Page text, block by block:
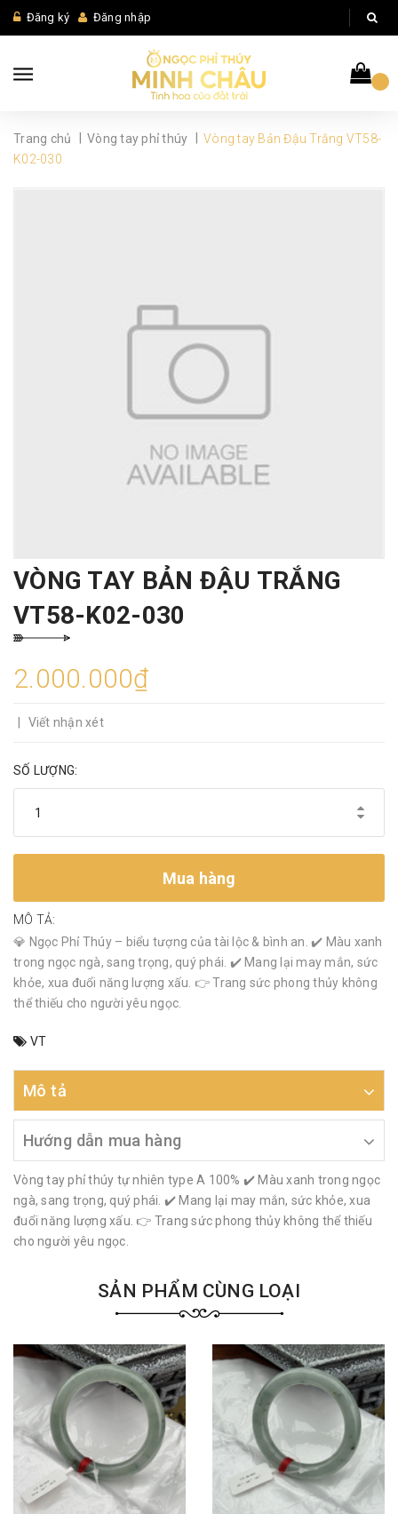
Đăng ký Đăng nhập
Trang chủ Vòng tay phỉ thúy
Vòng tay Bản Đậu Trắng VT58-
K02-030
VÒNG TAY BẢN ĐẬU TRẮNG
VT58-K02-030
2.000.000₫
Viết nhận xét
SỐ LƯỢNG:
Mua hàng
MÔ TẢ:
💎 Ngọc Phỉ Thúy – biểu tượng của tài lộc & bình an. ✔️ Màu xanh
trong ngọc ngà, sang trọng, quý phái. ✔️ Mang lại may mắn, sức
khỏe, xua đuổi năng lượng xấu. 👉 Trang sức phong thủy không
thể thiếu cho người yêu ngọc.
VT
Mô tả
Hướng dẫn mua hàng
Vòng tay phỉ thúy tự nhiên type A 100% ✔️ Màu xanh trong ngọc
ngà, sang trọng, quý phái. ✔️ Mang lại may mắn, sức khỏe, xua
đuổi năng lượng xấu. 👉 Trang sức phong thủy không thể thiếu
cho người yêu ngọc.
SẢN PHẨM CÙNG LOẠI